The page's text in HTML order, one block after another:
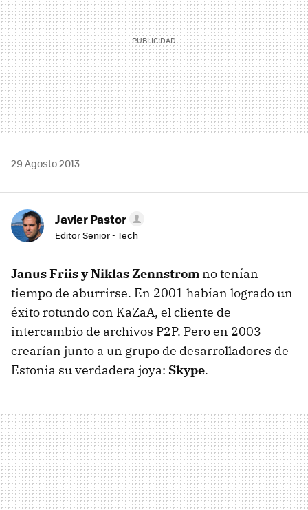
29 Agosto 2013
Javier Pastor
Editor Senior - Tech
Janus Friis y Niklas Zennstrom no tenían
tiempo de aburrirse. En 2001 habían logrado un
éxito rotundo con KaZaA, el cliente de
intercambio de archivos P2P. Pero en 2003
crearían junto a un grupo de desarrolladores de
Estonia su verdadera joya: Skype.